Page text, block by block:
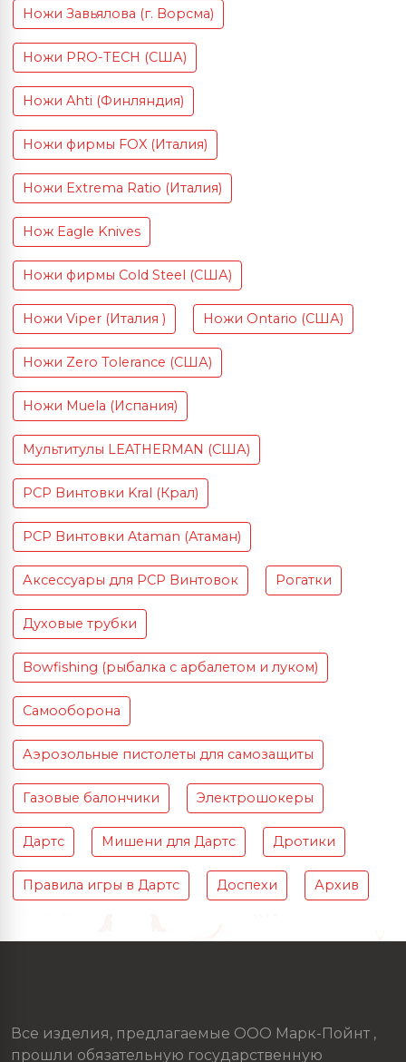
Ножи Завьялова (г. Ворсма)
Ножи PRO-TECH (США)
Ножи Ahti (Финляндия)
Ножи фирмы FOX (Италия)
Ножи Extrema Ratio (Италия)
Нож Eagle Knives
Ножи фирмы Cold Steel (США)
Ножи Viper (Италия ) Ножи Ontario (США)
Ножи Zero Tolerance (США)
Ножи Muela (Испания)
Мультитулы LEATHERMAN (США)
PCP Винтовки Kral (Крал)
PCP Винтовки Ataman (Атаман)
Аксессуары для PCP Винтовок Рогатки
Духовые трубки
Bowfishing (рыбалка с арбалетом и луком)
Самооборона
Аэрозольные пистолеты для самозащиты
Газовые балончики Электрошокеры
Дартс Мишени для Дартс Дротики
Правила игры в Дартс Доспехи Архив
Все изделия, предлагаемые ООО Марк-Пойнт ,
прошли обязательную государственную